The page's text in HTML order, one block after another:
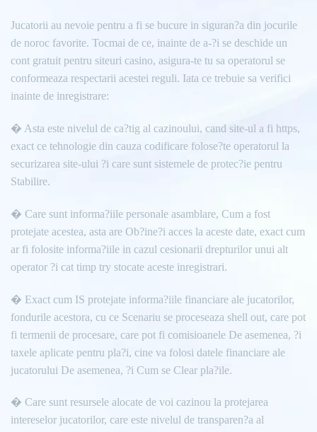
Jucatorii au nevoie pentru a fi se bucure in siguran?a din jocurile
de noroc favorite. Tocmai de ce, inainte de a-?i se deschide un
cont gratuit pentru siteuri casino, asigura-te tu sa operatorul se
conformeaza respectarii acestei reguli. Iata ce trebuie sa verifici
inainte de inregistrare:
� Asta este nivelul de ca?tig al cazinoului, cand site-ul a fi https,
exact ce tehnologie din cauza codificare folose?te operatorul la
securizarea site-ului ?i care sunt sistemele de protec?ie pentru
Stabilire.
� Care sunt informa?iile personale asamblare, Cum a fost
protejate acestea, asta are Ob?ine?i acces la aceste date, exact cum
ar fi folosite informa?iile in cazul cesionarii drepturilor unui alt
operator ?i cat timp try stocate aceste inregistrari.
� Exact cum IS protejate informa?iile financiare ale jucatorilor,
fondurile acestora, cu ce Scenariu se proceseaza shell out, care pot
fi termenii de procesare, care pot fi comisioanele De asemenea, ?i
taxele aplicate pentru pla?i, cine va folosi datele financiare ale
jucatorului De asemenea, ?i Cum se Clear pla?ile.
� Care sunt resursele alocate de voi cazinou la protejarea
intereselor jucatorilor, care este nivelul de transparen?a al